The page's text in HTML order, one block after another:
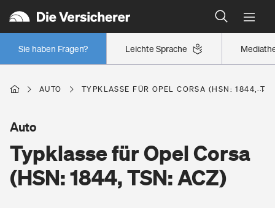
Leichte Sprache
Sie haben Fragen?
Wer versichert was: Jetzt Versicherer finden
Regionalklassen: So ist Ihre Region eingestuft
Wer versichert was: Jetzt Versicherer finden
Berufsunfähigkeitsversicherung
Erwerbsunfähigkeitsversicherung
Wohnen
AUTO TYPKLASSE FÜR OPEL CORSA (HSN: 1844,
Typklasse für Opel Corsa
(HSN: 1844, TSN: ACZ)
Auto